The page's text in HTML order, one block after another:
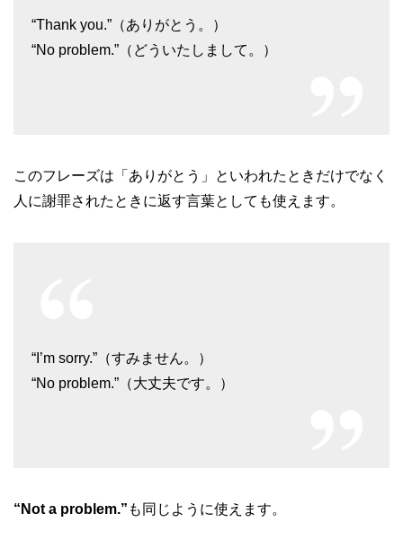
“Thank you.”（ありがとう。）
“No problem.”（どういたしまして。）
このフレーズは「ありがとう」といわれたときだけでなく
人に謝罪されたときに返す言葉としても使えます。
“I’m sorry.”（すみません。）
“No problem.”（大丈夫です。）
“Not a problem.” も同じように使えます。